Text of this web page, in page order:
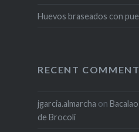
Huevos braseados con
RECENT
jgarcia.almarcha on
de Brocoli